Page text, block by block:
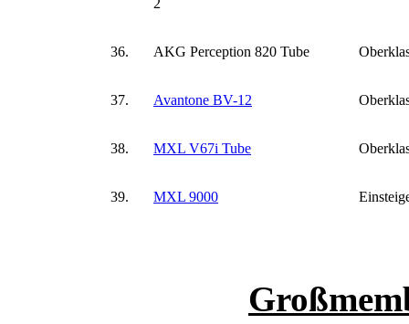
36. AKG Perception 820 Tube
37. Avantone BV-12
38. MXL V67i Tube
39. MXL 9000